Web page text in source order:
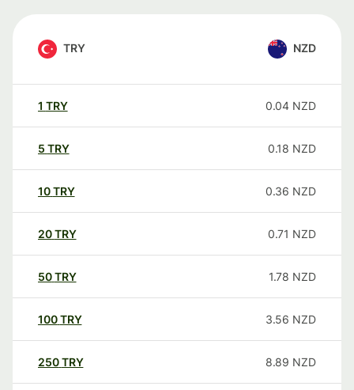
TRY NZD
1 TRY 0.04 NZD
5 TRY 0.18 NZD
10TRY 0.36 NZD
20TRY 0.71 NZD
50TRY 1.78 NZD
100TRY 3.56 NZD
250TRY 8.89 NZD